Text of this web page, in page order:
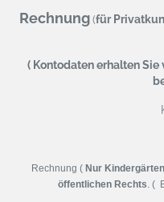
Rechnung (für
( Kontodaten erhalten
Rechnung ( Nur
öffentlichen Rechts. (